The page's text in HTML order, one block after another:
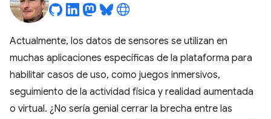
Actualmente, los datos de sensores se utilizan en
muchas aplicaciones específicas de la plataforma para
habilitar casos de uso, como juegos inmersivos,
seguimiento de la actividad física y realidad aumentada
o virtual. ¿No sería genial cerrar la brecha entre las